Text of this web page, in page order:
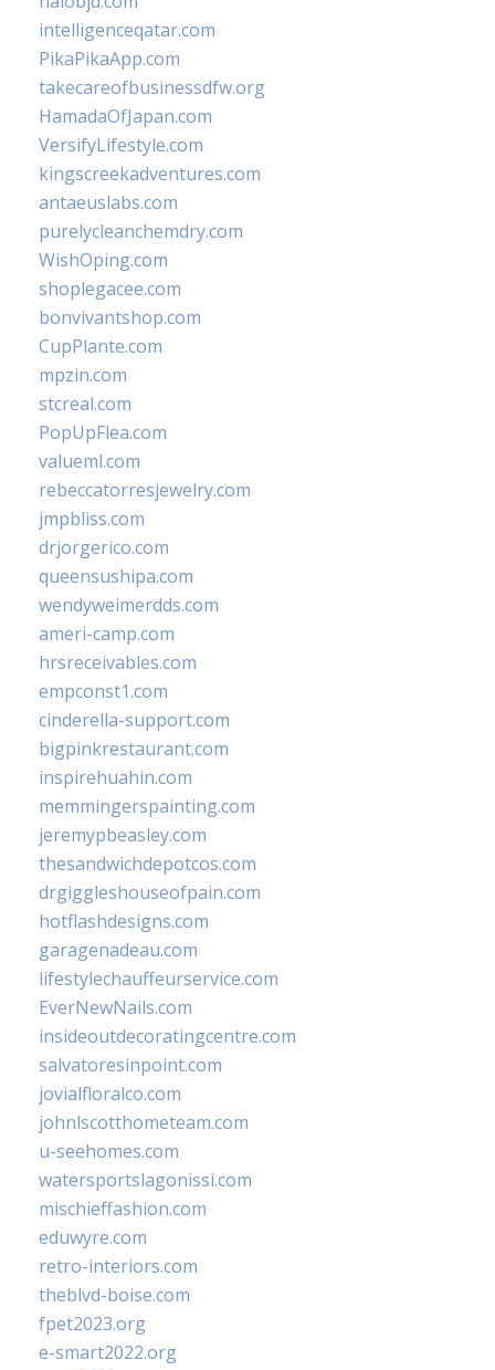
intelligenceqatar.com
PikaPikaApp.com
takecareofbusinessdfw.org
HamadaOfJapan.com
VersifyLifestyle.com
kingscreekadventures.com
antaeuslabs.com
purelycleanchemdry.com
WishOping.com
shoplegacee.com
bonvivantshop.com
CupPlante.com
mpzin.com
stcreal.com
PopUpFlea.com
valueml.com
rebeccatorresjewelry.com
jmpbliss.com
drjorgerico.com
queensushipa.com
wendyweimerdds.com
ameri-camp.com
hrsreceivables.com
empconst1.com
cinderella-support.com
bigpinkrestaurant.com
inspirehuahin.com
memmingerspainting.com
jeremypbeasley.com
thesandwichdepotcos.com
drgiggleshouseofpain.com
hotflashdesigns.com
garagenadeau.com
lifestylechauffeurservice.com
EverNewNails.com
insideoutdecoratingcentre.com
salvatoresinpoint.com
jovialfloralco.com
johnlscotthometeam.com
u-seehomes.com
watersportslagonissi.com
mischieffashion.com
eduwyre.com
retro-interiors.com
theblvd-boise.com
fpet2023.org
e-smart2022.org